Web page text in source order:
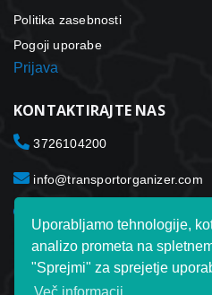
Uporabljamo tehnologije,
analizo prometa na
"Sprejmi" za sprejetje
Politika zasebnosti
Pogoji uporabe
Prijava
KONTAKTIRAJTE NAS
3726104200
info@transportorganizer.com
Toxet Transport Organizer ltd.
Estonija